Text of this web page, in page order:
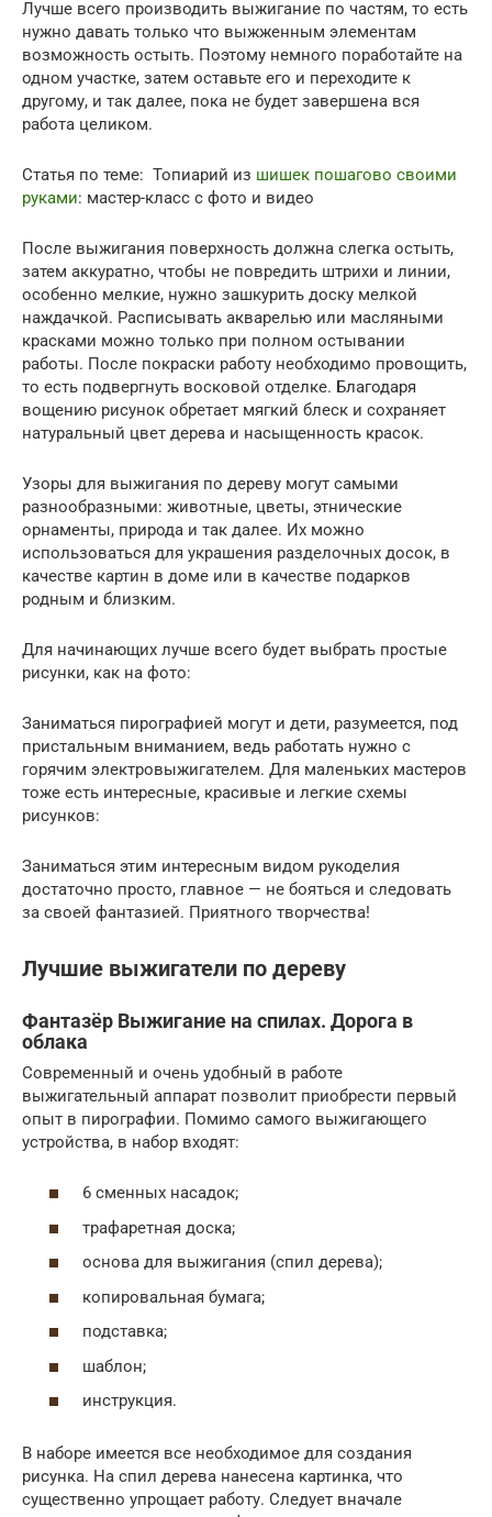
Лучше всего производить выжигание по частям, то есть
нужно давать только что выжженным элементам
возможность остыть. Поэтому немного поработайте на
одном участке, затем оставьте его и переходите к
другому, и так далее, пока не будет завершена вся
работа целиком.
Статья по теме: Топиарий из шишек пошагово своими
руками: мастер-класс с фото и видео
После выжигания поверхность должна слегка остыть,
затем аккуратно, чтобы не повредить штрихи и линии,
особенно мелкие, нужно зашкурить доску мелкой
наждачкой. Расписывать акварелью или масляными
красками можно только при полном остывании
работы. После покраски работу необходимо провощить,
то есть подвергнуть восковой отделке. Благодаря
вощению рисунок обретает мягкий блеск и сохраняет
натуральный цвет дерева и насыщенность красок.
Узоры для выжигания по дереву могут самыми
разнообразными: животные, цветы, этнические
орнаменты, природа и так далее. Их можно
использоваться для украшения разделочных досок, в
качестве картин в доме или в качестве подарков
родным и близким.
Для начинающих лучше всего будет выбрать простые
рисунки, как на фото:
Заниматься пирографией могут и дети, разумеется, под
пристальным вниманием, ведь работать нужно с
горячим электровыжигателем. Для маленьких мастеров
тоже есть интересные, красивые и легкие схемы
рисунков:
Заниматься этим интересным видом рукоделия
достаточно просто, главное — не бояться и следовать
за своей фантазией. Приятного творчества!
Лучшие выжигатели по дереву
Фантазёр Выжигание на спилах. Дорога в
облака
Современный и очень удобный в работе
выжигательный аппарат позволит приобрести первый
опыт в пирографии. Помимо самого выжигающего
устройства, в набор входят:
6 сменных насадок;
трафаретная доска;
основа для выжигания (спил дерева);
копировальная бумага;
подставка;
шаблон;
инструкция.
В наборе имеется все необходимое для создания
рисунка. На спил дерева нанесена картинка, что
существенно упрощает работу. Следует вначале